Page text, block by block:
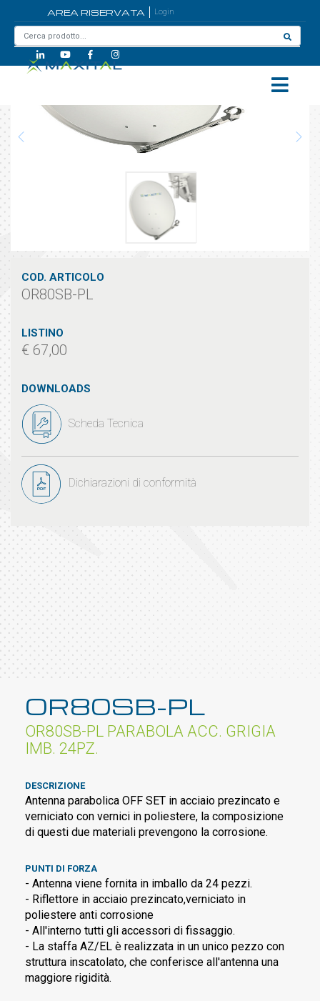
AREA RISERVATA Login
OR80SB-PL
COD. ARTICOLO
OR80SB-PL
LISTINO
€ 67,00
DOWNLOADS
Scheda Tecnica
Dichiarazioni di conformità
OR80SB-PL
OR80SB-PL PARABOLA ACC. GRIGIA
IMB. 24PZ.
DESCRIZIONE
Antenna parabolica OFF SET in acciaio prezincato e
verniciato con vernici in poliestere, la composizione
di questi due materiali prevengono la corrosione.
PUNTI DI FORZA
- Antenna viene fornita in imballo da 24 pezzi.
- Riflettore in acciaio prezincato,verniciato in
poliestere anti corrosione
- All'interno tutti gli accessori di fissaggio.
- La staffa AZ/EL è realizzata in un unico pezzo con
struttura inscatolato, che conferisce all'antenna una
maggiore rigidità.